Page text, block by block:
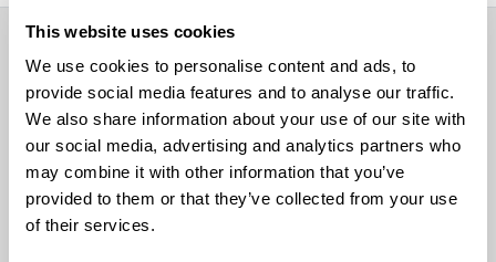
This website uses cookies
We use cookies to personalise content and ads, to
provide social media features and to analyse our traffic.
We also share information about your use of our site with
our social media, advertising and analytics partners who
may combine it with other information that you’ve
provided to them or that they’ve collected from your use
of their services.
Servizi aggiuntivi
Ritiro Usato
I nostri esperti ti forniranno una valutazione gratuita della